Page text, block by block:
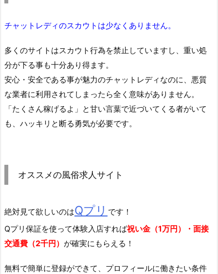
チャットレディのスカウトは少なくありません。
多くのサイトはスカウト行為を禁止していますし、重い処
分が下る事も十分あり得ます。
安心・安全である事が魅力のチャットレディなのに、悪質
な業者に利用されてしまったら全く意味がありません。
「たくさん稼げるよ」と甘い言葉で近づいてくる者がいて
も、ハッキリと断る勇気が必要です。
オススメの風俗求人サイト
絶対見て欲しいのはQプリ です！
Qプリ保証を使って体験入店すれば祝い金（1万円）・面接
交通費（2千円） が確実にもらえる！
無料で簡単に登録ができて、プロフィールに働きたい条件